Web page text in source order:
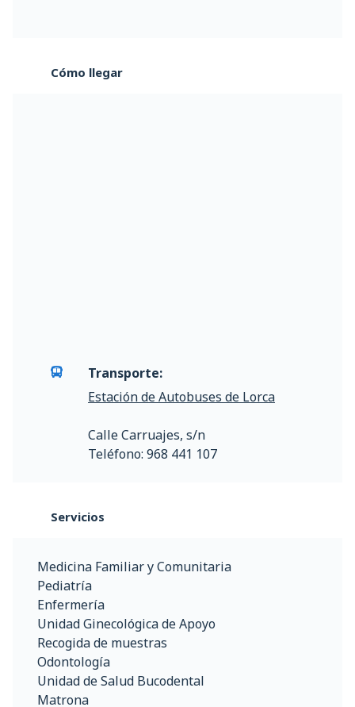
Cómo llegar
Transporte:
Estación de Autobuses de Lorca
Calle Carruajes, s/n
Teléfono: 968 441 107
Servicios
Medicina Familiar y Comunitaria
Pediatría
Enfermería
Unidad Ginecológica de Apoyo
Recogida de muestras
Odontología
Unidad de Salud Bucodental
Matrona